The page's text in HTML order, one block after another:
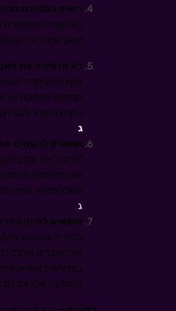
רואים במסיבת
היא תהייה
חשוב שתגדירו
לא מזמינים את
מקצועית(ותמיד יש
מבחינת החלוקה של
הקבוצה יעזור לכם
ג
חוששים להעמיס
"לבזבז" את זמנם
מוכנים לפנות
שהכל מנוהל בצורה
ג
חוששים לקיים
להדריך את העובדים/
של העובדים שלכם
בתדירות כזאת או
ההמלצה שלי, אם הם